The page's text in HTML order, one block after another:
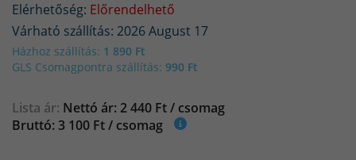
Elérhetőség: Előrendelhető
Várható szállítás: 2026 August 17
Házhoz szállítás: 1 890 Ft
GLS Csomagpontra szállítás: 990 Ft
Lista ár: Nettó ár: 2 440 Ft / csomag
Bruttó: 3 100 Ft / csomag